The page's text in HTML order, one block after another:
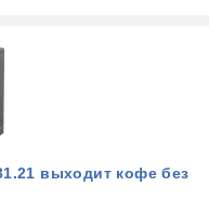
выходит кофе без